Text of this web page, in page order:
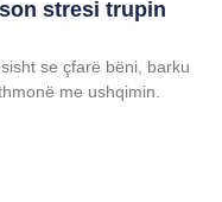
stresi trupin
se çfarë bëni, barku
me ushqimin.